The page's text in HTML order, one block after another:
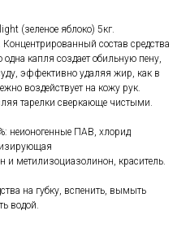
(зеленое яблоко) 5кг.
состав средства
капля создает обильную пену,
эффективно удаляя жир, как в
воздействует на кожу рук.
тарелки сверкающе чистыми.
неионогенные ПАВ, хлорид
и метилизоциазолинон, краситель.
на губку, вспенить, вымыть
водой.